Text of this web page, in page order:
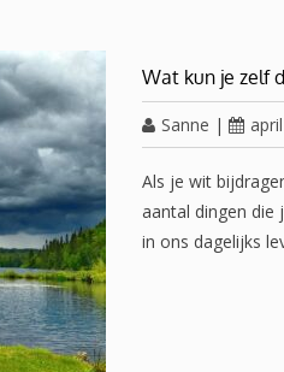
Wat kun je zelf
Sanne |
Als je wit
aantal dingen die
in ons dagelijks